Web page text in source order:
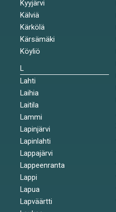
Kyyjärvi
Kälviä
Kärkölä
Kärsämäki
Köyliö
L
Lahti
Laihia
Laitila
Lammi
Lapinjärvi
Lapinlahti
Lappajärvi
Lappeenranta
Lappi
Lapua
Lapväärtti